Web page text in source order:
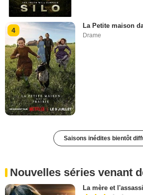
4
La Petite maison
Drame
Saisons inédites bientôt
Nouvelles séries venant
La mère et